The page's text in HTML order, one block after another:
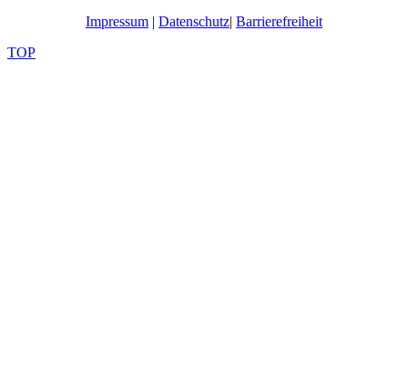
Impressum | Datenschutz| Barrierefreiheit
TOP